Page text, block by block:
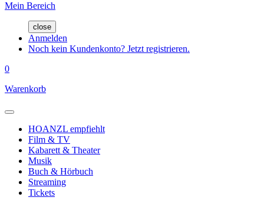
Mein Bereich
close
Anmelden
Noch kein Kundenkonto? Jetzt registrieren.
0
Warenkorb
HOANZL empfiehlt
Film & TV
Kabarett & Theater
Musik
Buch & Hörbuch
Streaming
Tickets